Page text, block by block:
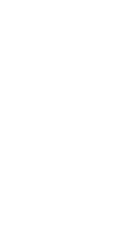
Một
ta sẽ
đồng
đồng
10 giờ
chỉ tạo
những
xấu